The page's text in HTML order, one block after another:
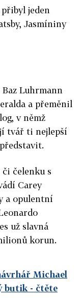
jeden
Jasmíniny
Luhrmann
a přeměnil
v němž
tvář ti nejlepší
čelenku s
Carey
a opulentní
už slavná
korun.
Michael
butik - čtěte